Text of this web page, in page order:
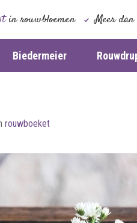
in rouwbloemen Meer dan
Biedermeier
rouwboeket